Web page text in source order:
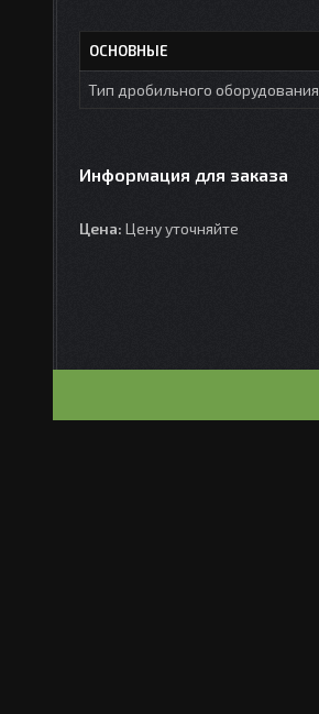
ОСНОВНЫЕ
Тип дробильного оборудования
Информация для заказа
Цена: Цену уточняйте